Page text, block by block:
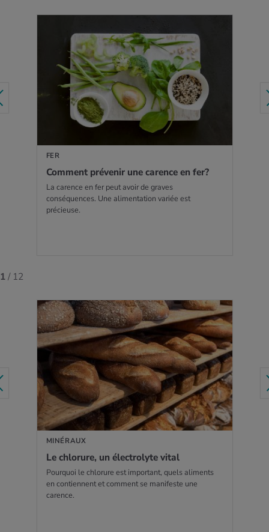
FER
Com­ment pré­ve­nir une carence en fer?
La carence en fer peut avoir de graves
conséquences. Une alimentation variée est
précieuse.
EN SAVOIR PLUS
1/ 12
MINÉRAUX
Le chlo­rure, un élec­tro­lyte vital
Pourquoi le chlorure est important, quels aliments
en contiennent et comment se manifeste une
carence.
EN SAVOIR PLUS